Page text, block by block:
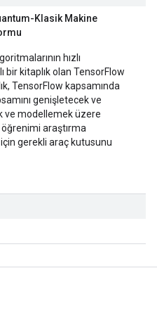
Klasik Makine
hızlı
bir kitaplık olan TensorFlow
TensorFlow kapsamında
genişletecek ve
ve modellemek üzere
araştırma
gerekli araç kutusunu